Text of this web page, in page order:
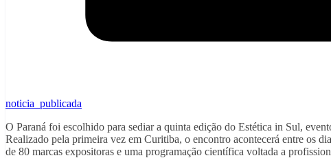
noticia_publicada
O Paraná foi escolhido para sediar a quinta edição do Estética in Sul,
Realizado pela primeira vez em Curitiba, o encontro acontecerá entre os
de 80 marcas expositoras e uma programação científica voltada a